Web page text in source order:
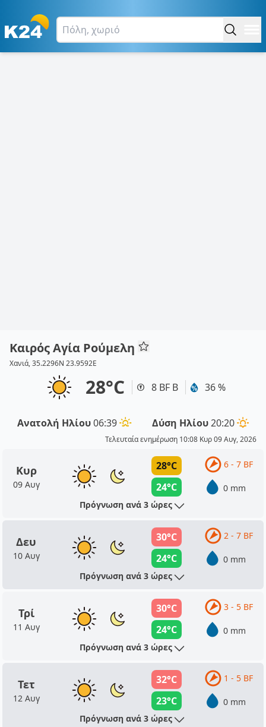
Καιρός Αγία Ρούμελη
Χανιά, 35.2296N 23.9592E
28°C 8 BF Β 36 %
Ανατολή Ηλίου06:39 Δύση Ηλίου20:20
Τελευταία ενημέρωση 10:08 Κυρ 09 Αυγ, 2026
Κυρ
09 Αυγ
28°C
24°C
6 - 7 BF
0 mm
Πρόγνωση ανά 3 ώρες
Δευ
10 Αυγ
30°C
24°C
2 - 7 BF
0 mm
Πρόγνωση ανά 3 ώρες
Τρί
11 Αυγ
30°C
24°C
3 - 5 BF
0 mm
Πρόγνωση ανά 3 ώρες
Τετ
12 Αυγ
32°C
23°C
1 - 5 BF
0 mm
Πρόγνωση ανά 3 ώρες